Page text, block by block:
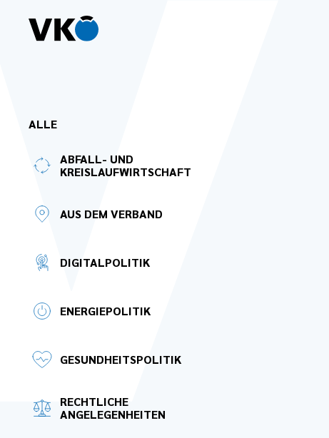
Zum Hauptinhalt springen
ALLE
ABFALL- UND
KREISLAUFWIRTSCHAFT
AUS DEM VERBAND
DIGITALPOLITIK
ENERGIEPOLITIK
GESUNDHEITSPOLITIK
RECHTLICHE
ANGELEGENHEITEN